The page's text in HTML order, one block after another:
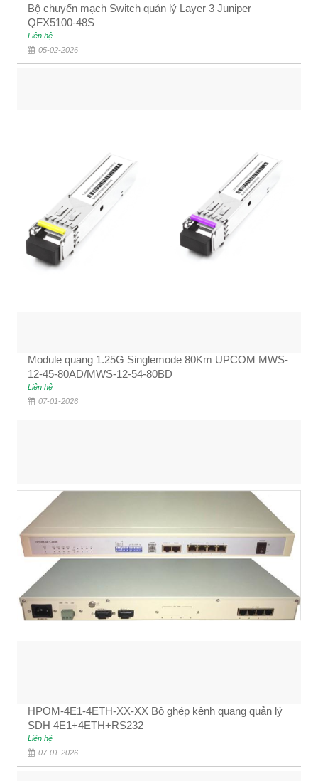
Bộ chuyển mạch Switch quản lý Layer 3 Juniper
QFX5100-48S
Liên hệ
05-02-2026
Module quang 1.25G Singlemode 80Km UPCOM MWS-
12-45-80AD/MWS-12-54-80BD
Liên hệ
07-01-2026
HPOM-4E1-4ETH-XX-XX Bộ ghép kênh quang quản lý
SDH 4E1+4ETH+RS232
Liên hệ
07-01-2026